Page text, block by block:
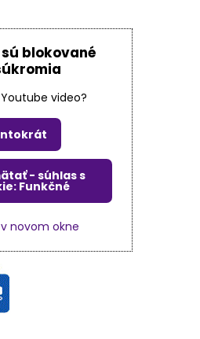
blokované
video?
- súhlas s
Funkčné
novom okne